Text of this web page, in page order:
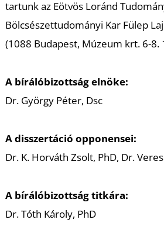
tartunk az Eötvös Loránd
Bölcsészettudományi Kar Fülep
(1088 Budapest, Múzeum krt. 6-8.
A bírálóbizottság elnöke:
Dr. György Péter, Dsc
A disszertáció opponensei:
Dr. K. Horváth Zsolt, PhD, Dr.
A bírálóbizottság titkára:
Dr. Tóth Károly, PhD